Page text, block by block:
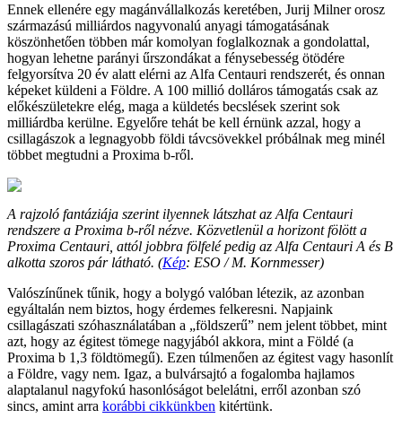
Ennek ellenére egy magánvállalkozás keretében, Jurij Milner orosz
származású milliárdos nagyvonalú anyagi támogatásának
köszönhetően többen már komolyan foglalkoznak a gondolattal,
hogyan lehetne parányi űrszondákat a fénysebesség ötödére
felgyorsítva 20 év alatt elérni az Alfa Centauri rendszerét, és onnan
képeket küldeni a Földre. A 100 millió dolláros támogatás csak az
előkészületekre elég, maga a küldetés becslések szerint sok
milliárdba kerülne. Egyelőre tehát be kell érnünk azzal, hogy a
csillagászok a legnagyobb földi távcsövekkel próbálnak meg minél
többet megtudni a Proxima b-ről.
A rajzoló fantáziája szerint ilyennek látszhat az Alfa Centauri
rendszere a Proxima b-ről nézve. Közvetlenül a horizont fölött a
Proxima Centauri, attól jobbra fölfelé pedig az Alfa Centauri A és B
alkotta szoros pár látható. (Kép: ESO / M. Kornmesser)
Valószínűnek tűnik, hogy a bolygó valóban létezik, az azonban
egyáltalán nem biztos, hogy érdemes felkeresni. Napjaink
csillagászati szóhasználatában a „földszerű” nem jelent többet, mint
azt, hogy az égitest tömege nagyjából akkora, mint a Földé (a
Proxima b 1,3 földtömegű). Ezen túlmenően az égitest vagy hasonlít
a Földre, vagy nem. Igaz, a bulvársajtó a fogalomba hajlamos
alaptalanul nagyfokú hasonlóságot belelátni, erről azonban szó
sincs, amint arra korábbi cikkünkben kitértünk.